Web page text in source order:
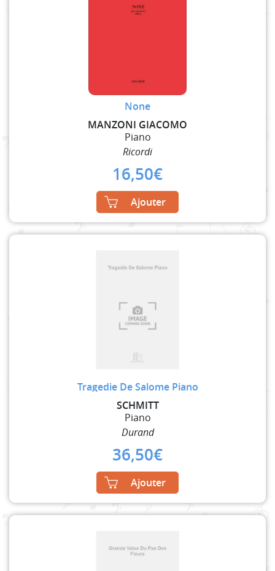
None
MANZONI GIACOMO
Piano
Ricordi
16,50€
Ajouter
Tragedie De Salome Piano
SCHMITT
Piano
Durand
36,50€
Ajouter